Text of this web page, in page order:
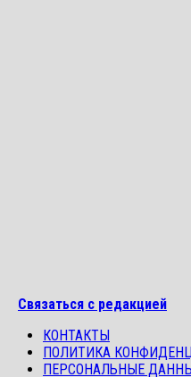
Связаться с редакцией
КОНТАКТЫ
ПОЛИТИКА
ПЕРСОНАЛЬНЫЕ